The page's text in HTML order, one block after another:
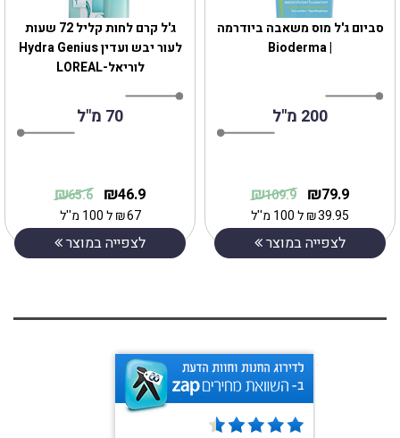
ג'ל קרם לחות קליל 72 שעות
לעור יבש ועדין Hydra Genius
לוריאל-LOREAL
70 מ"ל
46.9
₪
65.6
₪
67
₪ל 100 מ''ל
לצפייה במוצר
סביום ג'ל מוס משאבה ביודרמה
| Bioderma
200 מ''ל
79.9
₪
109.9
₪
39.95
₪ל 100 מ''ל
לצפייה במוצר